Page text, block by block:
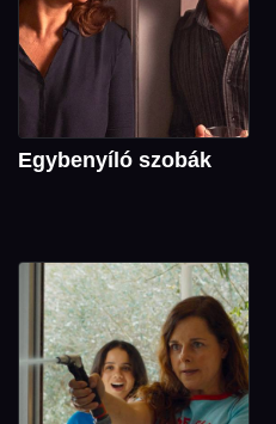
Egybenyíló szobák